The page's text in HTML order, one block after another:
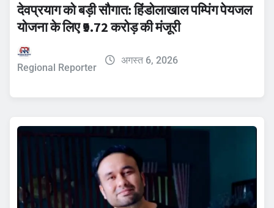
देवप्रयाग को बड़ी सौगात: हिंडोलाखाल पम्पिंग पेयजल
योजना के लिए ₹9.72 करोड़ की मंजूरी
Regional Reporter
अगस्त 6, 2026